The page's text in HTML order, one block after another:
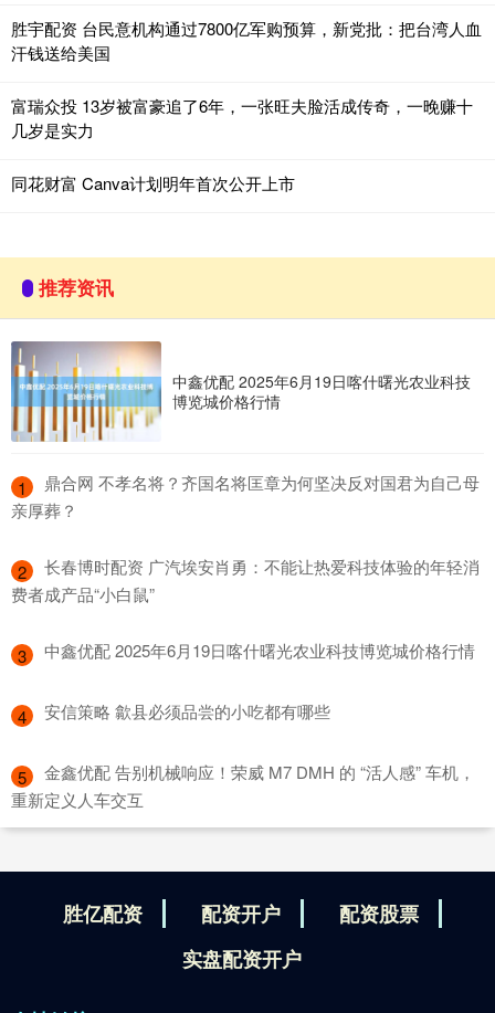
胜宇配资 台民意机构通过7800亿军购预算，新党批：把台湾人血
汗钱送给美国
富瑞众投 13岁被富豪追了6年，一张旺夫脸活成传奇，一晚赚十
几岁是实力
同花财富 Canva计划明年首次公开上市
推荐资讯
中鑫优配 2025年6月19日喀什曙光农业科技
博览城价格行情
1
​鼎合网 不孝名将？齐国名将匡章为何坚决反对国君为自己母
亲厚葬？
2
​长春博时配资 广汽埃安肖勇：不能让热爱科技体验的年轻消
费者成产品“小白鼠”
3 ​中鑫优配 2025年6月19日喀什曙光农业科技博览城价格行情
4 ​安信策略 歙县必须品尝的小吃都有哪些
5
​金鑫优配 告别机械响应！荣威 M7 DMH 的 “活人感” 车机，
重新定义人车交互
胜亿配资 配资开户
配资股票
实盘配资开户